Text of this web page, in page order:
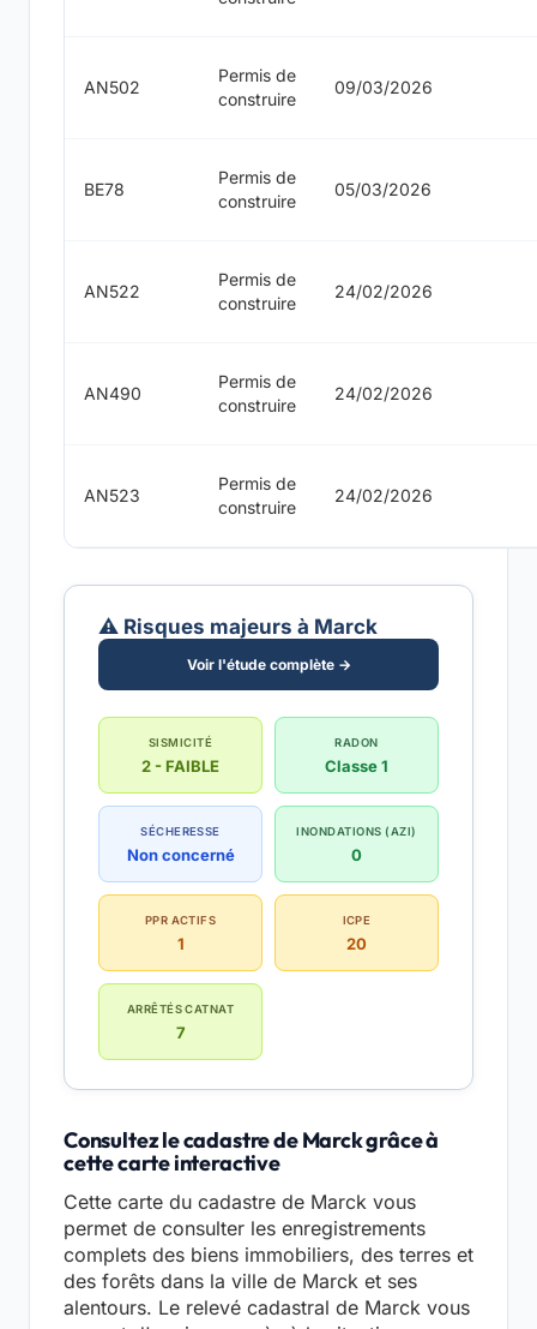
AN502
Permis de
construire
09/03/2026
BE78
Permis de
construire
05/03/2026
AN522
Permis de
construire
24/02/2026
AN490
Permis de
construire
24/02/2026
AN523
Permis de
construire
24/02/2026
⚠️ Risques majeurs à Marck
Voir l'étude complète →
SISMICITÉ
2 - FAIBLE
RADON
Classe 1
SÉCHERESSE
Non concerné
INONDATIONS (AZI)
0
PPR ACTIFS
1
ICPE
20
ARRÊTÉS CATNAT
7
Consultez le cadastre de Marck grâce à
cette carte interactive
Cette carte du cadastre de Marck vous
permet de consulter les enregistrements
complets des biens immobiliers, des terres et
des forêts dans la ville de Marck et ses
alentours. Le relevé cadastral de Marck vous